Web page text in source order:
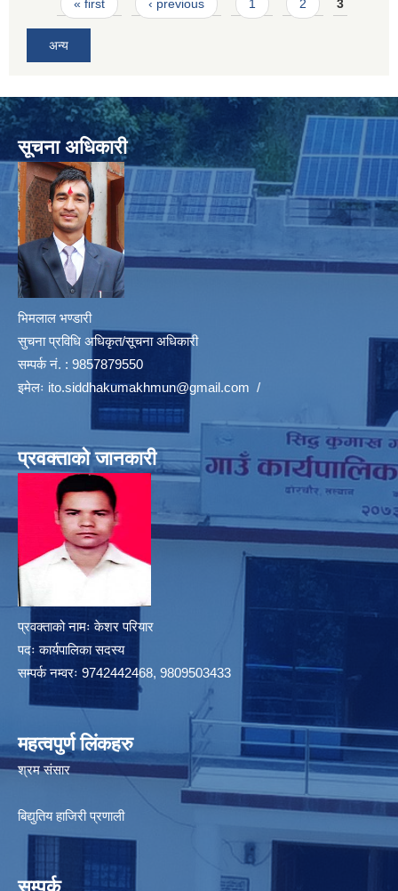
« first ‹ previous 1 2 3
अन्य
सूचना अधिकारी
भिमलाल भण्डारी
सुचना प्रविधि अधिकृत/सूचना अधिकारी
सम्पर्क नं. : 9857879550
इमेलः ito.siddhakumakhmun@gmail.com /
प्रवक्ताको जानकारी
प्रवक्ताको नामः केशर परियार
पदः कार्यपालिका सदस्य
सम्पर्क नम्वरः 9742442468, 9809503433
महत्वपुर्ण लिंकहरु
श्रम संसार
बिद्युतिय हाजिरी प्रणाली